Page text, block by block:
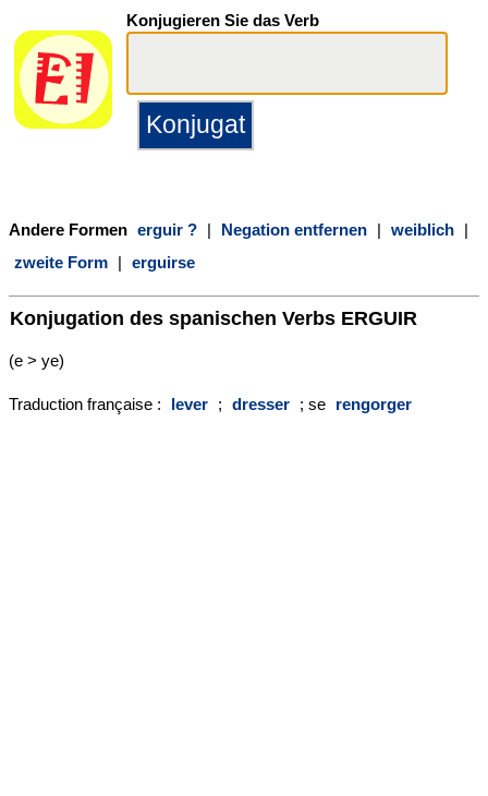
Konjugieren Sie das Verb
Andere Formen erguir ? | Negation entfernen | weiblich |
zweite Form | erguirse
Konjugation des spanischen Verbs ERGUIR
(e > ye)
Traduction française : lever ; dresser ; se rengorger